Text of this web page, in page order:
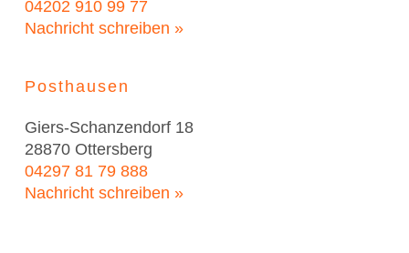
04202 910 99 77
Nachricht schreiben »
Posthausen
Giers-Schanzendorf 18
28870 Ottersberg
04297 81 79 888
Nachricht schreiben »